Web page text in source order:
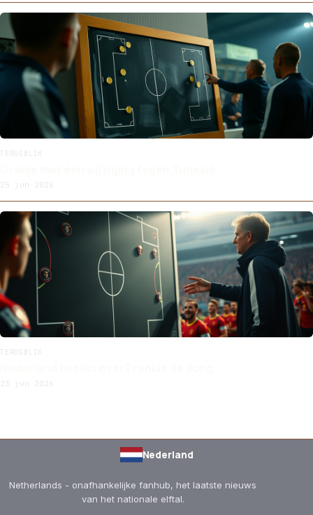
Nederland
Netherlands - onafhankelijke fanhub, het laatste nieuws
van het nationale elftal.